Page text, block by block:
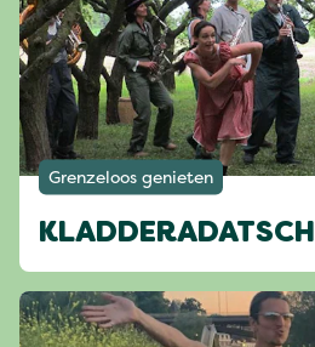
Grenzeloos genieten
KLADDERADATSCH